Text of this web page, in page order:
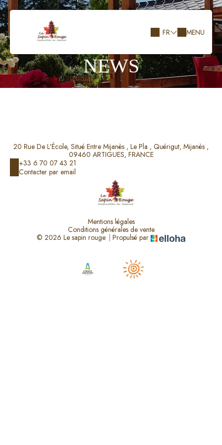
FR MENU
NEWS
20 Rue De L'École, Situé Entre Mijanès , Le Pla , Quérigut, Mijanès ,
09460 ARTIGUES, FRANCE
+33 6 70 07 43 21
Contacter par email
Mentions légales
Conditions générales de vente
© 2026 Le sapin rouge
Propulsé par